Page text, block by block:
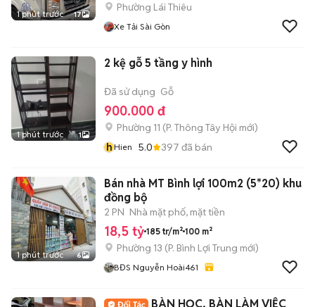
1 phút trước 17
Phường Lái Thiêu
Xe Tải Sài Gòn
1 phút trước 1
2 kệ gỗ 5 tầng y hình
Đã sử dụng Gỗ
900.000 đ
Phường 11 (P. Thông Tây Hội mới)
hHien 5.0 397 đã bán
1 phút trước 6
Bán nhà MT Bình lợi 100m2 (5*20) khu
đồng bộ
2 PN Nhà mặt phố, mặt tiền
18,5 tỷ 185 tr/m² 100 m²
Phường 13 (P. Bình Lợi Trung mới)
BĐS Nguyễn Hoài461
BÀN HỌC, BÀN LÀM VIỆC